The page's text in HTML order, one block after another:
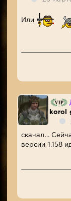
Или
korol
скачал...
версии 1.158